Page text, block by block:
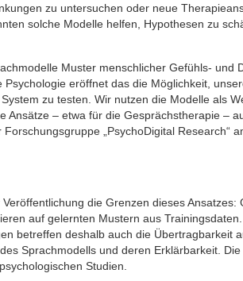
zu untersuchen oder neue
solche Modelle helfen, Hypothesen zu
Muster menschlicher Gefühls- und
eröffnet das die Möglichkeit,
zu testen. Wir nutzen die Modelle als
Ansätze – etwa für die Gesprächstherapie –
„PsychoDigital Research“
die Grenzen dieses
auf gelernten Mustern aus
betreffen deshalb auch die Übertragbarkeit
Sprachmodells und deren Erklärbarkeit.
Studien.